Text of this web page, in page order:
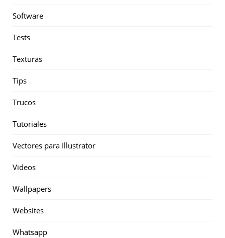
Software
Tests
Texturas
Tips
Trucos
Tutoriales
Vectores para Illustrator
Videos
Wallpapers
Websites
Whatsapp